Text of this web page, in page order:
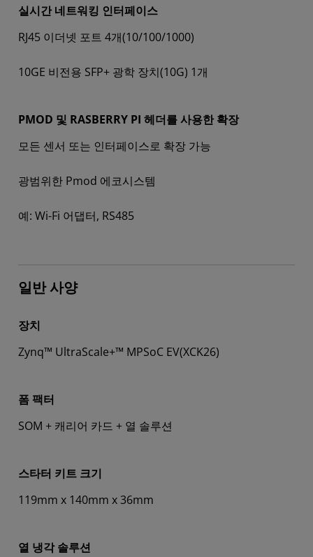
실시간 네트워킹 인터페이스
RJ45 이더넷 포트 4개(10/100/1000)
10GE 비전용 SFP+ 광학 장치(10G) 1개
PMOD 및 RASBERRY PI 헤더를 사용한 확장
모든 센서 또는 인터페이스로 확장 가능
광범위한 Pmod 에코시스템
예: Wi-Fi 어댑터, RS485
일반 사양
장치
Zynq™ UltraScale+™ MPSoC EV(XCK26)
폼 팩터
SOM + 캐리어 카드 + 열 솔루션
스타터 키트 크기
119mm x 140mm x 36mm
열 냉각 솔루션